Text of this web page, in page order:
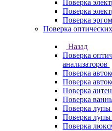
Поверка
Поверка
Поверка
Поверка
Назад
Поверка
анализаторов
Поверка
Поверка
Поверка
Поверка
Поверка лупы
Поверка лупы
Поверка